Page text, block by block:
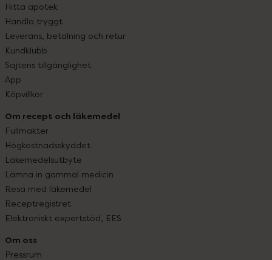
Hitta apotek
Handla tryggt
Leverans, betalning och retur
Kundklubb
Sajtens tillgänglighet
App
Köpvillkor
Om recept och läkemedel
Fullmakter
Högkostnadsskyddet
Läkemedelsutbyte
Lämna in gammal medicin
Resa med läkemedel
Receptregistret
Elektroniskt expertstöd, EES
Om oss
Pressrum